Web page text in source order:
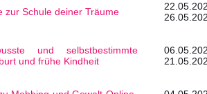
zur Schule deiner Träume
und selbstbestimmte
und frühe Kindheit